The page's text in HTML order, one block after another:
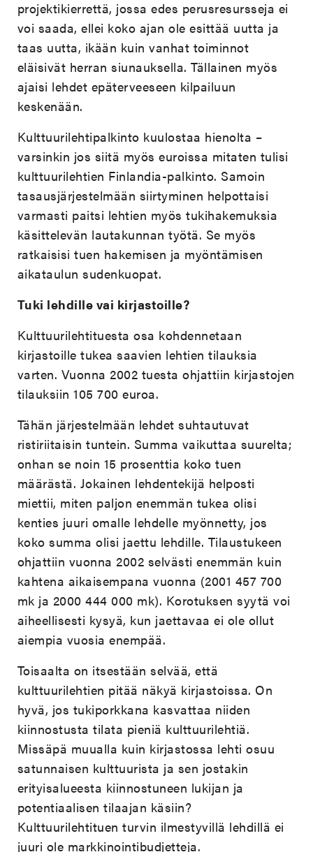
projektikierrettä, jossa edes perusresursseja ei
voi saada, ellei koko ajan ole esittää uutta ja
taas uutta, ikään kuin vanhat toiminnot
eläisivät herran siunauksella. Tällainen myös
ajaisi lehdet epäterveeseen kilpailuun
keskenään.
Kulttuurilehtipalkinto kuulostaa hienolta –
varsinkin jos siitä myös euroissa mitaten tulisi
kulttuurilehtien Finlandia-palkinto. Samoin
tasausjärjestelmään siirtyminen helpottaisi
varmasti paitsi lehtien myös tukihakemuksia
käsittelevän lautakunnan työtä. Se myös
ratkaisisi tuen hakemisen ja myöntämisen
aikataulun sudenkuopat.
Tuki lehdille vai kirjastoille?
Kulttuurilehtituesta osa kohdennetaan
kirjastoille tukea saavien lehtien tilauksia
varten. Vuonna 2002 tuesta ohjattiin kirjastojen
tilauksiin 105 700 euroa.
Tähän järjestelmään lehdet suhtautuvat
ristiriitaisin tuntein. Summa vaikuttaa suurelta;
onhan se noin 15 prosenttia koko tuen
määrästä. Jokainen lehdentekijä helposti
miettii, miten paljon enemmän tukea olisi
kenties juuri omalle lehdelle myönnetty, jos
koko summa olisi jaettu lehdille. Tilaustukeen
ohjattiin vuonna 2002 selvästi enemmän kuin
kahtena aikaisempana vuonna (2001 457 700
mk ja 2000 444 000 mk). Korotuksen syytä voi
aiheellisesti kysyä, kun jaettavaa ei ole ollut
aiempia vuosia enempää.
Toisaalta on itsestään selvää, että
kulttuurilehtien pitää näkyä kirjastoissa. On
hyvä, jos tukiporkkana kasvattaa niiden
kiinnostusta tilata pieniä kulttuurilehtiä.
Missäpä muualla kuin kirjastossa lehti osuu
satunnaisen kulttuurista ja sen jostakin
erityisalueesta kiinnostuneen lukijan ja
potentiaalisen tilaajan käsiin?
Kulttuurilehtituen turvin ilmestyvillä lehdillä ei
juuri ole markkinointibudjetteja.